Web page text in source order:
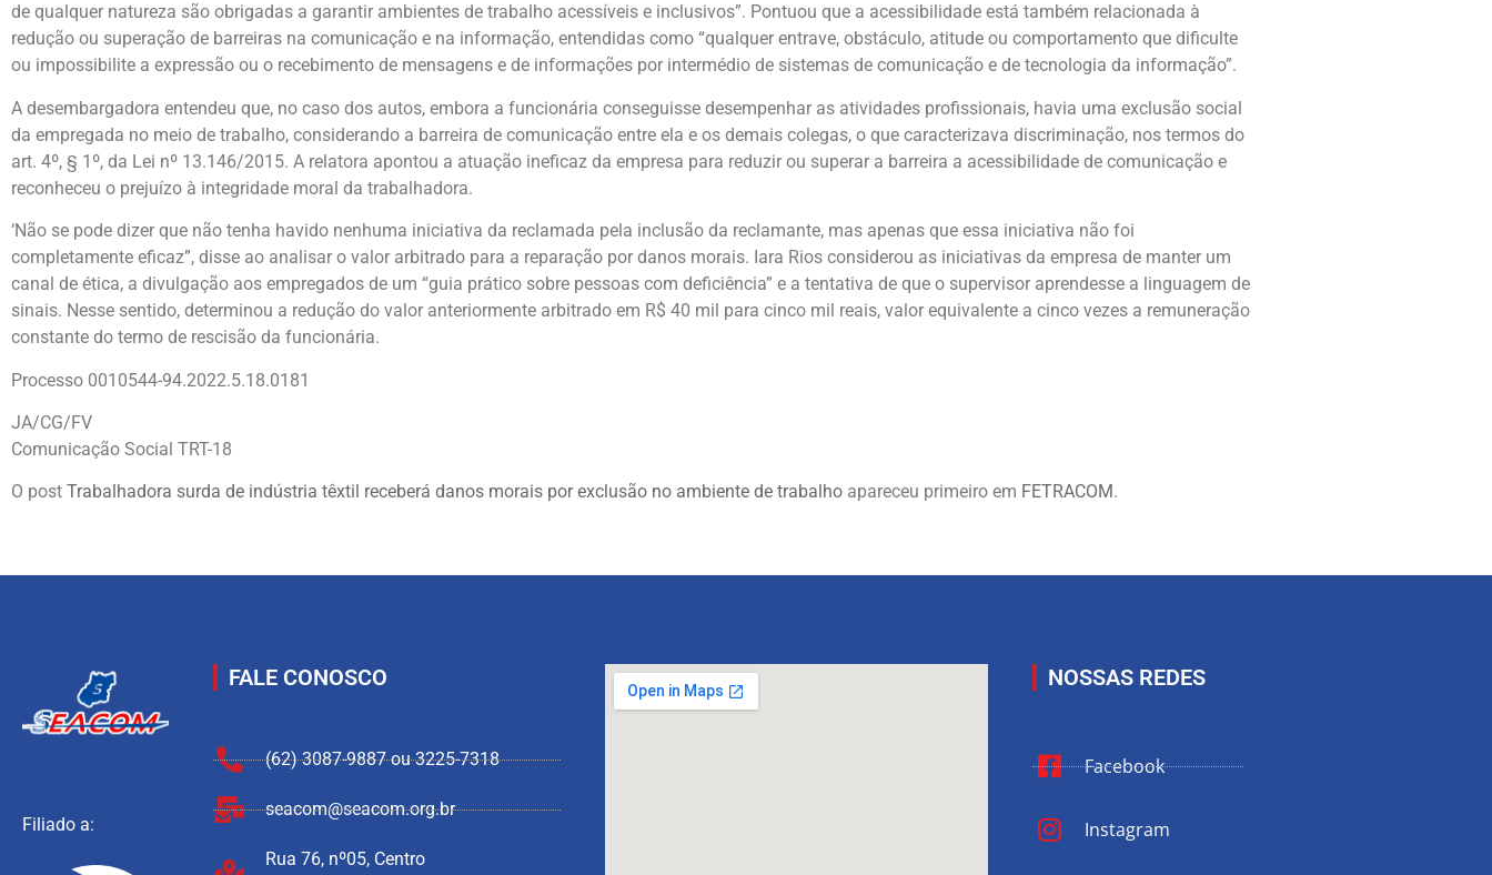
de qualquer natureza são obrigadas a garantir ambientes de trabalho acessíveis e inclusivos”. Pontuou que a acessibilidade está também relacionada à
redução ou superação de barreiras na comunicação e na informação, entendidas como “qualquer entrave, obstáculo, atitude ou comportamento que dificulte
ou impossibilite a expressão ou o recebimento de mensagens e de informações por intermédio de sistemas de comunicação e de tecnologia da informação”.
A desembargadora entendeu que, no caso dos autos, embora a funcionária conseguisse desempenhar as atividades profissionais, havia uma exclusão social
da empregada no meio de trabalho, considerando a barreira de comunicação entre ela e os demais colegas, o que caracterizava discriminação, nos termos do
art. 4º, § 1º, da Lei nº 13.146/2015. A relatora apontou a atuação ineficaz da empresa para reduzir ou superar a barreira a acessibilidade de comunicação e
reconheceu o prejuízo à integridade moral da trabalhadora.
‘Não se pode dizer que não tenha havido nenhuma iniciativa da reclamada pela inclusão da reclamante, mas apenas que essa iniciativa não foi
completamente eficaz”, disse ao analisar o valor arbitrado para a reparação por danos morais. Iara Rios considerou as iniciativas da empresa de manter um
canal de ética, a divulgação aos empregados de um “guia prático sobre pessoas com deficiência” e a tentativa de que o supervisor aprendesse a linguagem de
sinais. Nesse sentido, determinou a redução do valor anteriormente arbitrado em R$ 40 mil para cinco mil reais, valor equivalente a cinco vezes a remuneração
constante do termo de rescisão da funcionária.
Processo 0010544-94.2022.5.18.0181
JA/CG/FV
Comunicação Social TRT-18
O post Trabalhadora surda de indústria têxtil receberá danos morais por exclusão no ambiente de trabalho apareceu primeiro em FETRACOM.
Filiado a:
FALE CONOSCO
(62) 3087-9887 ou 3225-7318
seacom@seacom.org.br
Rua 76, nº05, Centro
NOSSAS REDES
Facebook
Instagram